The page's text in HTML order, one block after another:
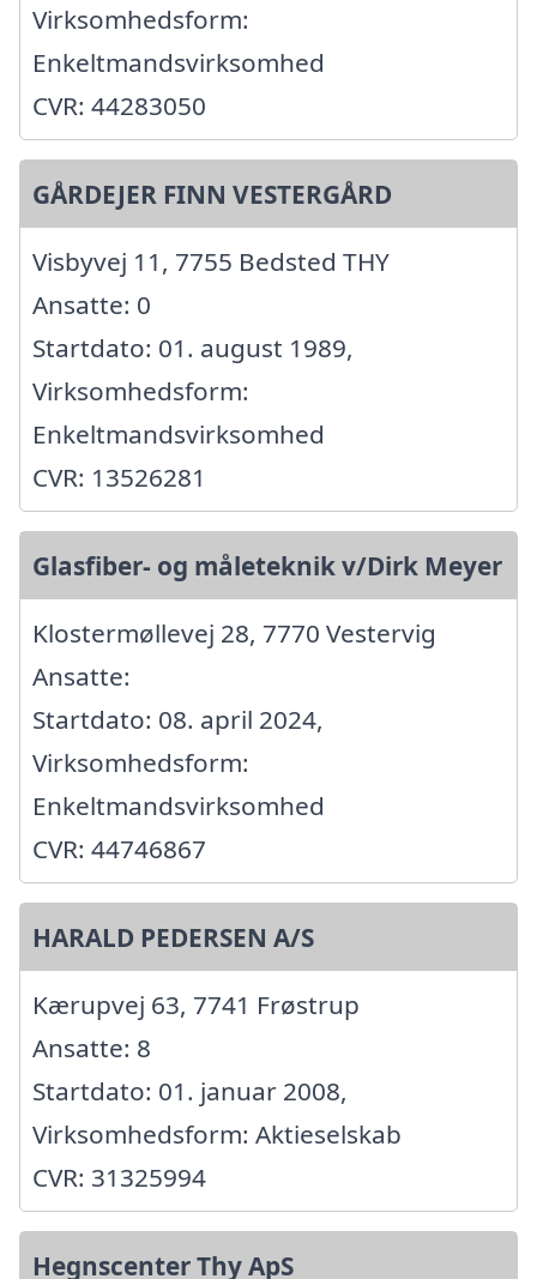
Virksomhedsform:
Enkeltmandsvirksomhed
CVR: 44283050
GÅRDEJER FINN VESTERGÅRD
Visbyvej 11, 7755 Bedsted THY
Ansatte: 0
Startdato: 01. august 1989,
Virksomhedsform:
Enkeltmandsvirksomhed
CVR: 13526281
Glasfiber- og måleteknik v/Dirk Meyer
Klostermøllevej 28, 7770 Vestervig
Ansatte:
Startdato: 08. april 2024,
Virksomhedsform:
Enkeltmandsvirksomhed
CVR: 44746867
HARALD PEDERSEN A/S
Kærupvej 63, 7741 Frøstrup
Ansatte: 8
Startdato: 01. januar 2008,
Virksomhedsform: Aktieselskab
CVR: 31325994
Hegnscenter Thy ApS